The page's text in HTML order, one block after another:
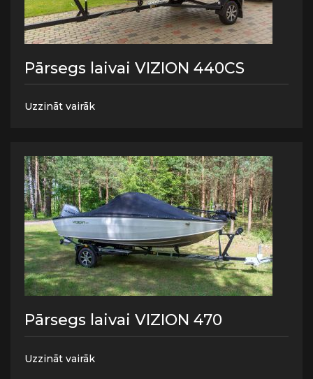
Pārsegs laivai VIZION 440CS
Uzzināt vairāk
Pārsegs laivai VIZION 470
Uzzināt vairāk